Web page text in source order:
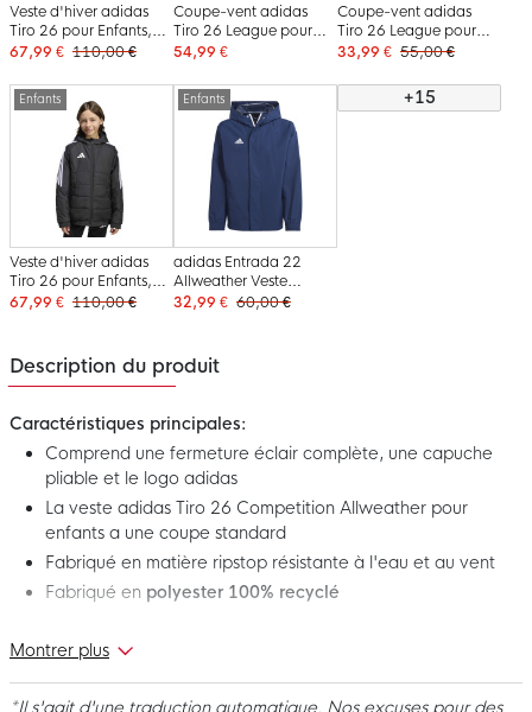
Veste d'hiver adidas
Tiro 26 pour Enfants,
bleu foncé et blanc
67,99 € 110,00 €
Coupe-vent adidas
Tiro 26 League pour
Enfants, bleu foncé et
54,99 €
Coupe-vent adidas
Tiro 26 League pour
Enfants, noir et blanc
33,99 € 55,00 €
Enfants
Veste d'hiver adidas
Tiro 26 pour Enfants,
noir et blanc
67,99 € 110,00 €
Enfants
adidas Entrada 22
Allweather Veste
Enfants Bleu
32,99 € 60,00 €
+15
Description du produit
Caractéristiques principales:
Comprend une fermeture éclair complète, une capuche
pliable et le logo adidas
La veste adidas Tiro 26 Competition Allweather pour
enfants a une coupe standard
Fabriqué en matière ripstop résistante à l'eau et au vent
Fabriqué en polyester 100% recyclé
Voici les adidas Tiro 26 Competition Allweather Jack Kids Dark
Blue! Cette veste haute performance fait partie de la gamme
Tiro 26 Competition. Une collection moderne axée sur la
Montrer plus
*Il s'agit d'une traduction automatique. Nos excuses pour des